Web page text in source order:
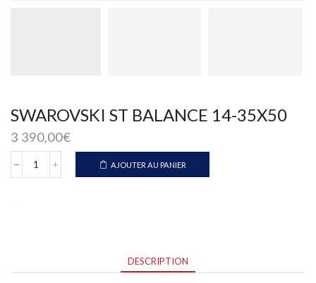
SWAROVSKI ST BALANCE 14-35X50
3 390,00€
quantité
AJOUTER AU PANIER
DESCRIPTION